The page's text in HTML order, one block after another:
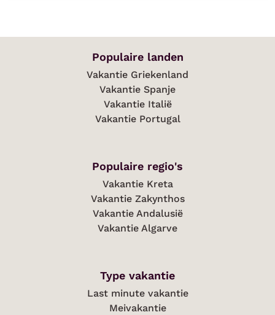
Populaire landen
Vakantie Griekenland
Vakantie Spanje
Vakantie Italië
Vakantie Portugal
Populaire regio's
Vakantie Kreta
Vakantie Zakynthos
Vakantie Andalusië
Vakantie Algarve
Type vakantie
Last minute vakantie
Meivakantie